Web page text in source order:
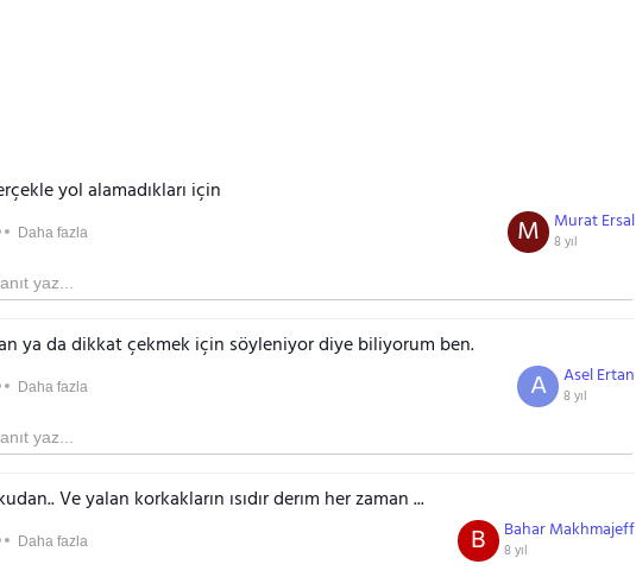
yol alamadıkları için
Daha fazla Murat Ersal
8 yıl
M
ya da dikkat çekmek için söyleniyor diye biliyorum ben.
Daha fazla Asel Ertan
8 yıl
A
Ve yalan korkakların ısıdır derım her zaman ...
Daha fazla Bahar Makhmajeff
8 yıl
B